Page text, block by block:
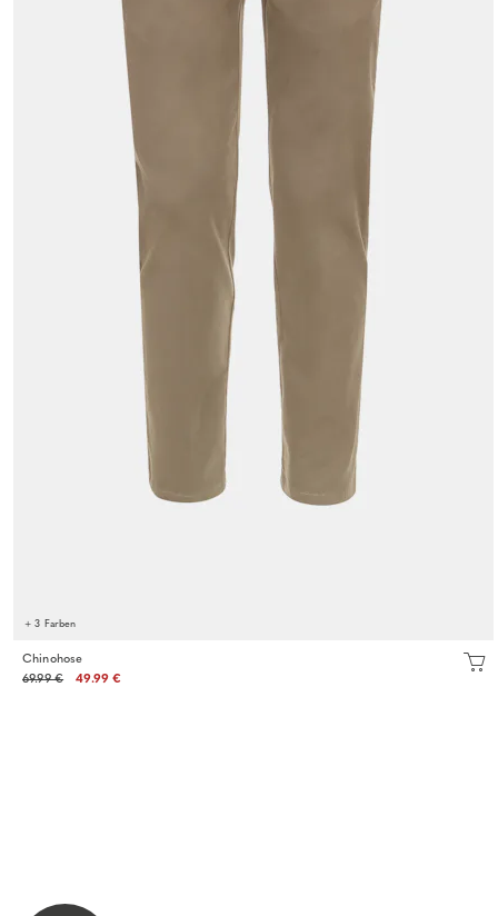
+ 3 Farben
Chinohose
69.99 €
49.99 €